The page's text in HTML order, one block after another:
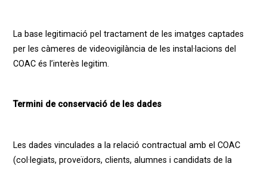
La base legitimació pel tractament de les imatges captades
per les càmeres de videovigilància de les instal·lacions del
COAC és l’interès legitim.
Termini de conservació de les dades
Les dades vinculades a la relació contractual amb el COAC
(col·legiats, proveïdors, clients, alumnes i candidats de la